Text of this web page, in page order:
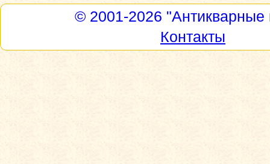
© 2001-2026 "Антикварные
Контакты